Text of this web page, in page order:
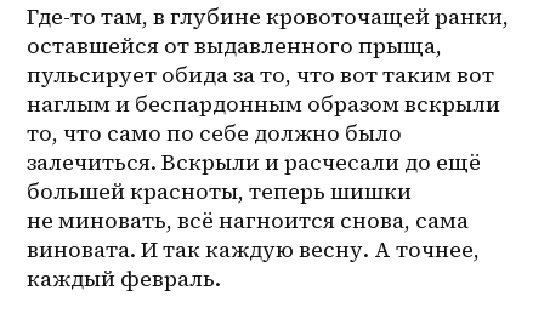
Где-то там, в глубине кровоточащей ранки,
оставшейся от выдавленного прыща,
пульсирует обида за то, что вот таким вот
наглым и беспардонным образом вскрыли
то, что само по себе должно было
залечиться. Вскрыли и расчесали до ещё
большей красноты, теперь шишки
не миновать, всё нагноится снова, сама
виновата. И так каждую весну. А точнее,
каждый февраль.